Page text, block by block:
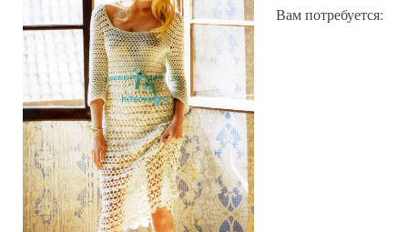
Вам потребуется: